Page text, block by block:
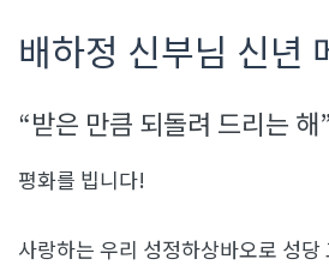
배하정 신부님 신년
“받은 만큼 되돌려 드리는 해”
평화를 빕니다!
사랑하는 우리 성정하상바오로 성